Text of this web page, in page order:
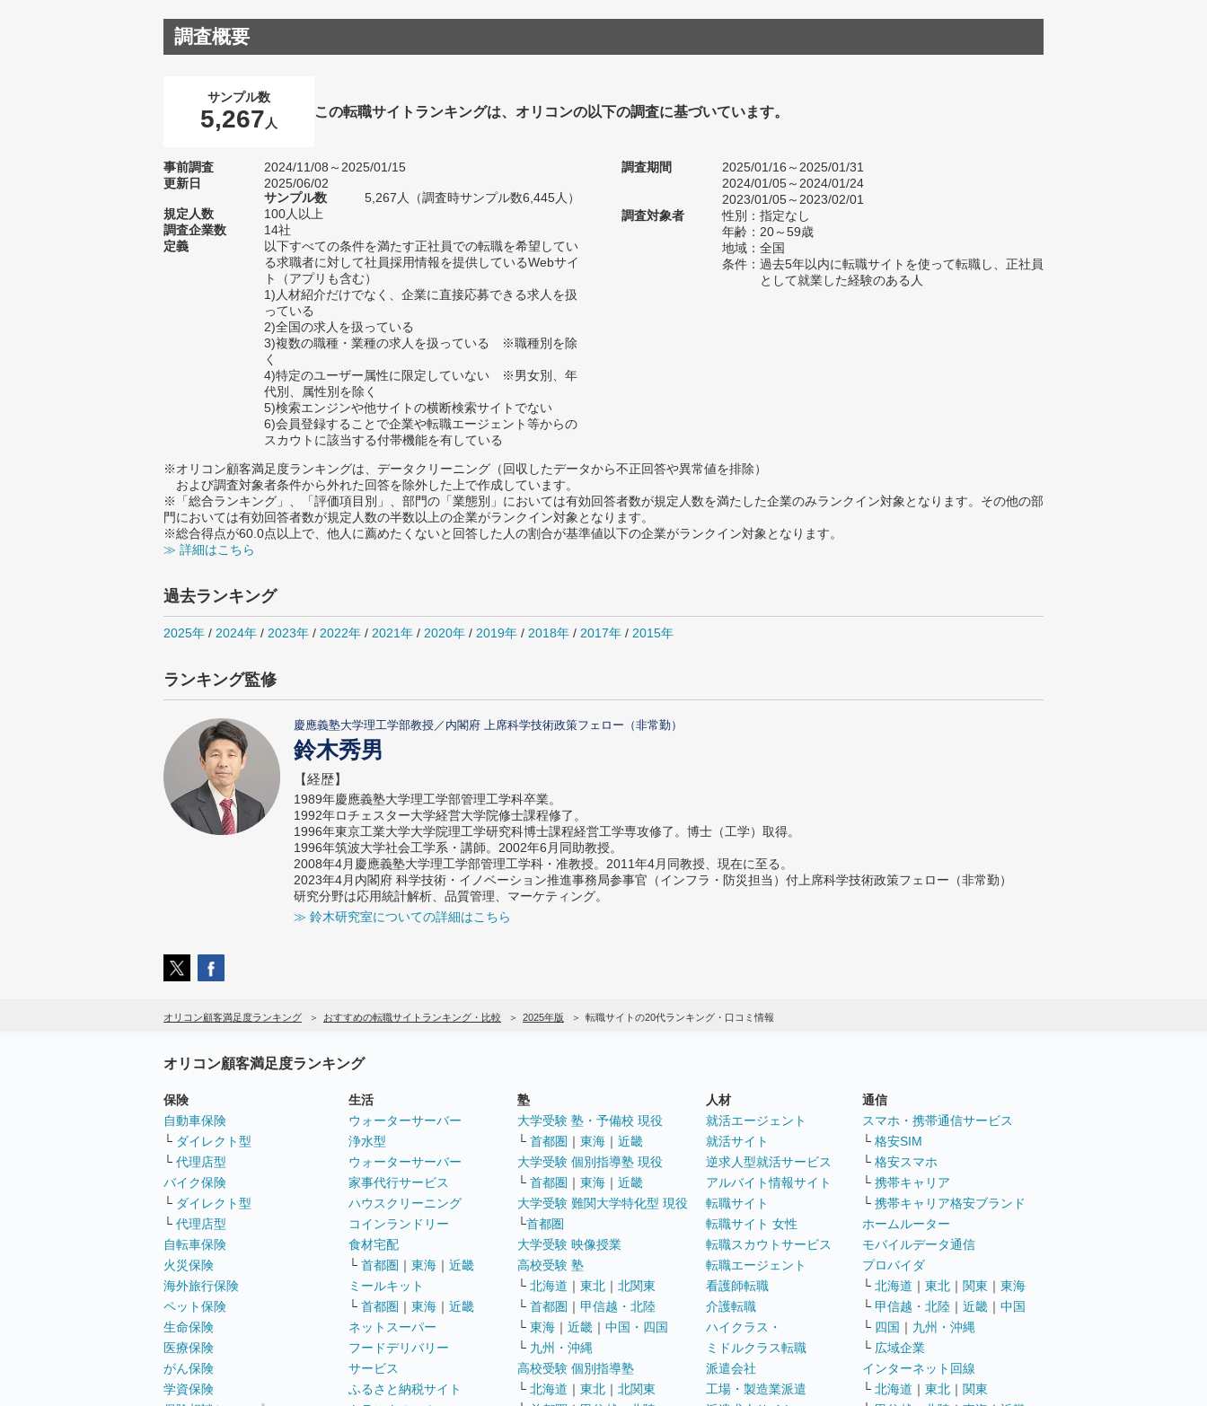
調査概要
サンプル数
5,267 人
この転職サイトランキングは、オリコンの以下の調査に基づいています。
事前調査
2024/11/08～2025/01/15
更新日
2025/06/02
サンプル数
5,267人（調査時サンプル数6,445人）
規定人数
100人以上
調査企業数
14社
定義
以下すべての条件を満たす正社員での転職を希望してい
る求職者に対して社員採用情報を提供しているWebサイ
ト（アプリも含む）
1)人材紹介だけでなく、企業に直接応募できる求人を扱
っている
2)全国の求人を扱っている
3)複数の職種・業種の求人を扱っている ※職種別を除
く
4)特定のユーザー属性に限定していない ※男女別、年
代別、属性別を除く
5)検索エンジンや他サイトの横断検索サイトでない
6)会員登録することで企業や転職エージェント等からの
スカウトに該当する付帯機能を有している
調査期間
2025/01/16～2025/01/31
2024/01/05～2024/01/24
2023/01/05～2023/02/01
調査対象者
性別：指定なし
年齢：20～59歳
地域：全国
条件：過去5年以内に転職サイトを使って転職し、正社員
として就業した経験のある人
※オリコン顧客満足度ランキングは、データクリーニング（回収したデータから不正回答や異常値を排除）
および調査対象者条件から外れた回答を除外した上で作成しています。
※「総合ランキング」、「評価項目別」、部門の「業態別」においては有効回答者数が規定人数を満たした企業のみランクイン対象となります。その他の部
門においては有効回答者数が規定人数の半数以上の企業がランクイン対象となります。
※総合得点が60.0点以上で、他人に薦めたくないと回答した人の割合が基準値以下の企業がランクイン対象となります。
≫ 詳細はこちら
過去ランキング
2025年 / 2024年 / 2023年 / 2022年 / 2021年 / 2020年 / 2019年 / 2018年 / 2017年 / 2015年
ランキング監修
慶應義塾大学理工学部教授／内閣府 上席科学技術政策フェロー（非常勤）
鈴木秀男
【経歴】
1989年慶應義塾大学理工学部管理工学科卒業。
1992年ロチェスター大学経営大学院修士課程修了。
1996年東京工業大学大学院理工学研究科博士課程経営工学専攻修了。博士（工学）取得。
1996年筑波大学社会工学系・講師。2002年6月同助教授。
2008年4月慶應義塾大学理工学部管理工学科・准教授。2011年4月同教授、現在に至る。
2023年4月内閣府 科学技術・イノベーション推進事務局参事官（インフラ・防災担当）付上席科学技術政策フェロー（非常勤）
研究分野は応用統計解析、品質管理、マーケティング。
≫ 鈴木研究室についての詳細はこちら
オリコン顧客満足度ランキング おすすめの転職サイトランキング・比較 2025年版 転職サイトの20代ランキング・口コミ情報
オリコン顧客満足度ランキング
保険
自動車保険
└ ダイレクト型
└ 代理店型
バイク保険
└ ダイレクト型
└ 代理店型
自転車保険
火災保険
海外旅行保険
ペット保険
生命保険
医療保険
がん保険
学資保険
生活
ウォーターサーバー
浄水型
ウォーターサーバー
家事代行サービス
ハウスクリーニング
コインランドリー
食材宅配
└ 首都圏 ｜ 東海 ｜ 近畿
ミールキット
└ 首都圏 ｜ 東海 ｜ 近畿
ネットスーパー
フードデリバリー
サービス
ふるさと納税サイト
塾
大学受験 塾・予備校 現役
└ 首都圏 ｜ 東海 ｜ 近畿
大学受験 個別指導塾 現役
└ 首都圏 ｜ 東海 ｜ 近畿
大学受験 難関大学特化型 現役
└首都圏
大学受験 映像授業
高校受験 塾
└ 北海道 ｜ 東北 ｜ 北関東
└ 首都圏 ｜ 甲信越・北陸
└ 東海 ｜ 近畿 ｜ 中国・四国
└ 九州・沖縄
高校受験 個別指導塾
└ 北海道 ｜ 東北 ｜ 北関東
人材
就活エージェント
就活サイト
逆求人型就活サービス
アルバイト情報サイト
転職サイト
転職サイト 女性
転職スカウトサービス
転職エージェント
看護師転職
介護転職
ハイクラス・
ミドルクラス転職
派遣会社
工場・製造業派遣
通信
スマホ・携帯通信サービス
└ 格安SIM
└ 格安スマホ
└ 携帯キャリア
└ 携帯キャリア格安ブランド
ホームルーター
モバイルデータ通信
プロバイダ
└ 北海道 ｜ 東北 ｜ 関東 ｜ 東海
└ 甲信越・北陸 ｜ 近畿 ｜ 中国
└ 四国 ｜ 九州・沖縄
└ 広域企業
インターネット回線
└ 北海道 ｜ 東北 ｜ 関東